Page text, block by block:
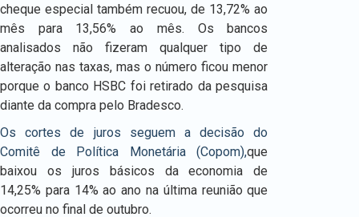
cheque especial também recuou, de 13,72% ao
mês para 13,56% ao mês. Os bancos
analisados não fizeram qualquer tipo de
alteração nas taxas, mas o número ficou menor
porque o banco HSBC foi retirado da pesquisa
diante da compra pelo Bradesco.
Os cortes de juros seguem a decisão do
Comitê de Política Monetária (Copom),que
baixou os juros básicos da economia de
14,25% para 14% ao ano na última reunião que
ocorreu no final de outubro.